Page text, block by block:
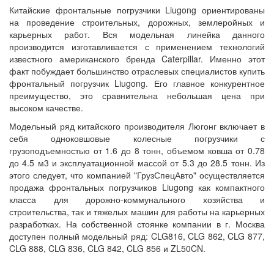
Китайские фронтальные погрузчики Liugong ориентированы
на проведение строительных, дорожных, землеройных и
карьерных работ. Вся модельная линейка данного
производится изготавливается с применением технологий
известного американского бренда Caterpillar. Именно этот
факт побуждает большинство отраслевых специалистов купить
фронтальный погрузчик Liugong. Его главное конкурентное
преимущество, это сравнительна небольшая цена при
высоком качестве.
Модельный ряд китайского производителя Люгонг включает в
себя одноковшовые колесные погрузчики с
грузоподъемностью от 1.6 до 8 тонн, объемом ковша от 0.78
до 4.5 м3 и эксплуатационной массой от 5.3 до 28.5 тонн. Из
этого следует, что компанией "ГрузСпецАвто" осуществляется
продажа фронтальных погрузчиков Liugong как компактного
класса для дорожно-коммунального хозяйства и
строительства, так и тяжелых машин для работы на карьерных
разработках. На собственной стоянке компании в г. Москва
доступен полный модельный ряд: CLG816, CLG 862, CLG 877,
CLG 888, CLG 836, CLG 842, CLG 856 и ZL50CN.